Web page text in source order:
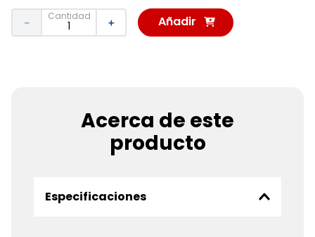
Cantidad
＋
－ Añadir
al
Acerca de este
producto
Especificaciones